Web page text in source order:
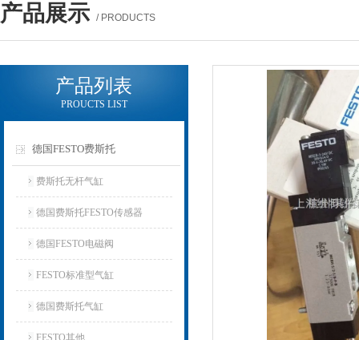
产品展示 / PRODUCTS
产品列表
PROUCTS LIST
德国FESTO费斯托
费斯托无杆气缸
德国费斯托FESTO传感器
德国FESTO电磁阀
FESTO标准型气缸
德国费斯托气缸
FESTO其他